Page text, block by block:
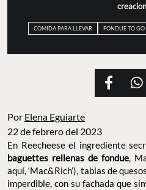
COMIDA PARA LLEVAR FONDUE TO GO
Por Elena Eguiarte
22 de febrero del 2023
En Reecheese el ingrediente
baguettes rellenas de fondue,
aquí, ‘Mac&Rich’), tablas de
imperdible, con su fachada que